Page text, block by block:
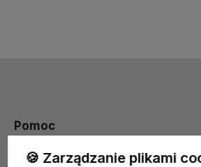
Pomoc
🍪 Zarządzanie plikami